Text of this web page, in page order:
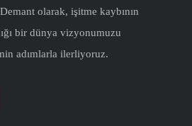
olarak, işitme kaybının
bir dünya vizyonumuzu
adımlarla ilerliyoruz.